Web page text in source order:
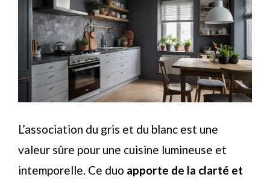
L’association du gris et du blanc est une
valeur sûre pour une cuisine lumineuse et
intemporelle. Ce duo apporte de la clarté et